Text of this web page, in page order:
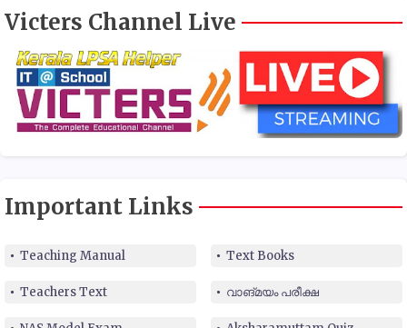
Victers Channel Live
Important Links
Teaching Manual Text Books
Teachers Text വാങ്മയം പരീക്ഷ